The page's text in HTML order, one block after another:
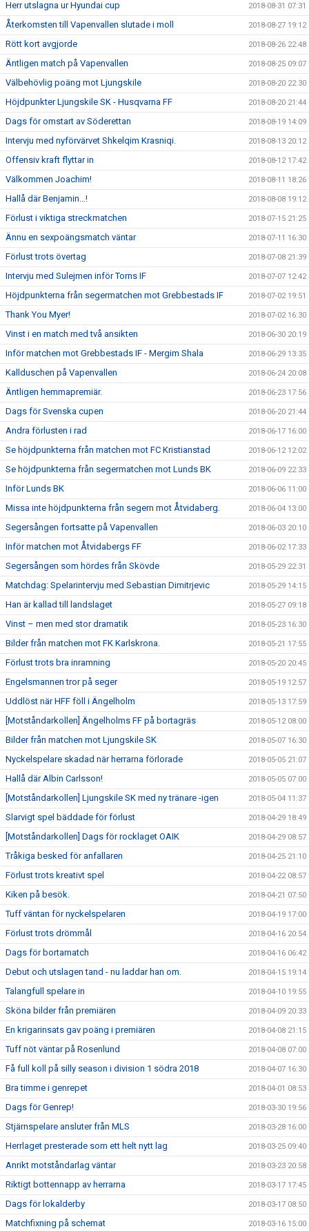
Herr utslagna ur Hyundai cup 2018-08-31 07:31
Återkomsten till Vapenvallen slutade i moll 2018-08-27 19:12
Rött kort avgjorde 2018-08-26 22:48
Äntligen match på Vapenvallen 2018-08-25 09:07
Välbehövlig poäng mot Ljungskile 2018-08-20 22:30
Höjdpunkter Ljungskile SK - Husqvarna FF 2018-08-20 21:44
Dags för omstart av Söderettan 2018-08-19 14:09
Intervju med nyförvärvet Shkelqim Krasniqi. 2018-08-13 20:12
Offensiv kraft flyttar in 2018-08-12 17:42
Välkommen Joachim! 2018-08-11 18:26
Hallå där Benjamin…! 2018-08-08 19:12
Förlust i viktiga streckmatchen 2018-07-15 21:25
Ännu en sexpoängsmatch väntar 2018-07-11 16:30
Förlust trots övertag 2018-07-08 21:39
Intervju med Sulejmen inför Torns IF 2018-07-07 12:42
Höjdpunkterna från segermatchen mot Grebbestads IF 2018-07-02 19:51
Thank You Myer! 2018-07-02 16:30
Vinst i en match med två ansikten 2018-06-30 20:19
Inför matchen mot Grebbestads IF - Mergim Shala 2018-06-29 13:35
Kallduschen på Vapenvallen 2018-06-24 20:08
Äntligen hemmapremiär. 2018-06-23 17:56
Dags för Svenska cupen 2018-06-20 21:44
Andra förlusten i rad 2018-06-17 16:00
Se höjdpunkterna från matchen mot FC Kristianstad 2018-06-12 12:02
Se höjdpunkterna från segermatchen mot Lunds BK 2018-06-09 22:33
Inför Lunds BK 2018-06-06 11:00
Missa inte höjdpunkterna från segern mot Åtvidaberg. 2018-06-04 13:00
Segersången fortsatte på Vapenvallen 2018-06-03 20:10
Inför matchen mot Åtvidabergs FF 2018-06-02 17:33
Segersången som hördes från Skövde 2018-05-29 22:31
Matchdag: Spelarintervju med Sebastian Dimitrjevic 2018-05-29 14:15
Han är kallad till landslaget 2018-05-27 09:18
Vinst – men med stor dramatik 2018-05-23 16:30
Bilder från matchen mot FK Karlskrona. 2018-05-21 17:55
Förlust trots bra inramning 2018-05-20 20:45
Engelsmannen tror på seger 2018-05-19 12:57
Uddlöst när HFF föll i Ängelholm 2018-05-13 17:59
[Motståndarkollen] Ängelholms FF på bortagräs 2018-05-12 08:00
Bilder från matchen mot Ljungskile SK 2018-05-07 16:30
Nyckelspelare skadad när herrarna förlorade 2018-05-05 21:07
Hallå där Albin Carlsson! 2018-05-05 07:00
[Motståndarkollen] Ljungskile SK med ny tränare -igen 2018-05-04 11:37
Slarvigt spel bäddade för förlust 2018-04-29 18:49
[Motståndarkollen] Dags för rocklaget OAIK 2018-04-29 08:57
Tråkiga besked för anfallaren 2018-04-25 21:10
Förlust trots kreativt spel 2018-04-22 08:57
Kiken på besök. 2018-04-21 07:50
Tuff väntan för nyckelspelaren 2018-04-19 17:00
Förlust trots drömmål 2018-04-16 20:54
Dags för bortamatch 2018-04-16 06:42
Debut och utslagen tand - nu laddar han om. 2018-04-15 19:14
Talangfull spelare in 2018-04-10 19:55
Sköna bilder från premiären 2018-04-09 20:33
En krigarinsats gav poäng i premiären 2018-04-08 21:15
Tuff nöt väntar på Rosenlund 2018-04-08 07:00
Få full koll på silly season i division 1 södra 2018 2018-04-07 16:30
Bra timme i genrepet 2018-04-01 08:53
Dags för Genrep! 2018-03-30 19:56
Stjärnspelare ansluter från MLS 2018-03-28 16:00
Herrlaget presterade som ett helt nytt lag 2018-03-25 09:40
Anrikt motståndarlag väntar 2018-03-23 20:58
Riktigt bottennapp av herrarna 2018-03-17 17:45
Dags för lokalderby 2018-03-17 08:50
Matchfixning på schemat 2018-03-16 15:00